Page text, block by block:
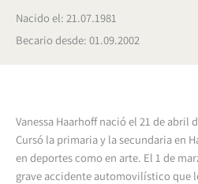
Nacido el: 21.07.1981
Becario desde: 01.09.2002
Vanessa Haarhoff nació el 21 de abril
Cursó la primaria y la secundaria en
en deportes como en arte. El 1 de
grave accidente automovilístico que